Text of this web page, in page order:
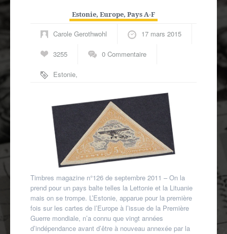
Autres spécialités
Estonie, Europe, Pays A-F
Carole Gerothwohl 17 mars 2015
3255 0 Commentaire
Estonie,
Timbres magazine n°126 de septembre 2011 – On la
prend pour un pays balte telles la Lettonie et la Lituanie
mais on se trompe. L’Estonie, apparue pour la première
fois sur les cartes de l’Europe à l’issue de la Première
Guerre mondiale, n’a connu que vingt années
d’indépendance avant d’être à nouveau annexée par la